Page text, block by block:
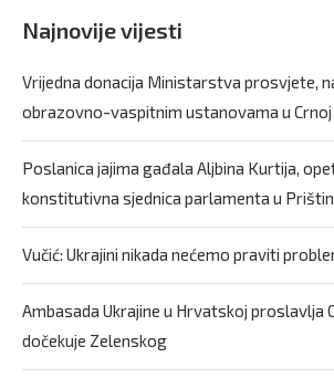
Najnovije vijesti
Vrijedna donacija Ministarstva prosvjete,
obrazovno-vaspitnim ustanovama u Crnoj
Poslanica jajima gađala Aljbina Kurtija,
konstitutivna sjednica parlamenta u
Vučić: Ukrajini nikada nećemo praviti
Ambasada Ukrajine u Hrvatskoj proslavlja
dočekuje Zelenskog